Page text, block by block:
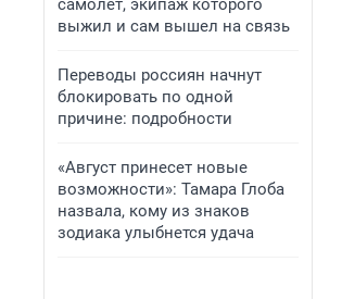
самолет, экипаж которого
выжил и сам вышел на связь
Переводы россиян начнут
блокировать по одной
причине: подробности
«Август принесет новые
возможности»: Тамара Глоба
назвала, кому из знаков
зодиака улыбнется удача